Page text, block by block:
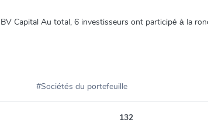
Capital Au total, 6 investisseurs ont participé à la
#Sociétés du portefeuille
132